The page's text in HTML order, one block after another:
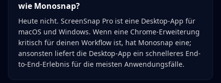
wie Monosnap?
Heute nicht. ScreenSnap Pro ist eine Desktop-App für
macOS und Windows. Wenn eine Chrome-Erweiterung
kritisch für deinen Workflow ist, hat Monosnap eine;
ansonsten liefert die Desktop-App ein schnelleres End-
to-End-Erlebnis für die meisten Anwendungsfälle.